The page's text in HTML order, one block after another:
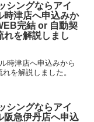
シングならアイ
時津店へ申込みか
完結 or 自動契
れを解説しまし
時津店へ申込みから
を解説しました。
シングならアイ
阪急伊丹店へ申込